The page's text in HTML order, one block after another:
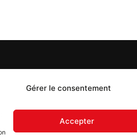
Gérer le consentement
Accepter
trois éditions : en Alsace du Nord depuis
d’Obernai-Molsheim-Erstein depuis